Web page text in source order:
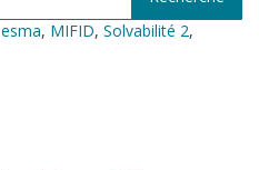
esma, MIFID, Solvabilité 2,